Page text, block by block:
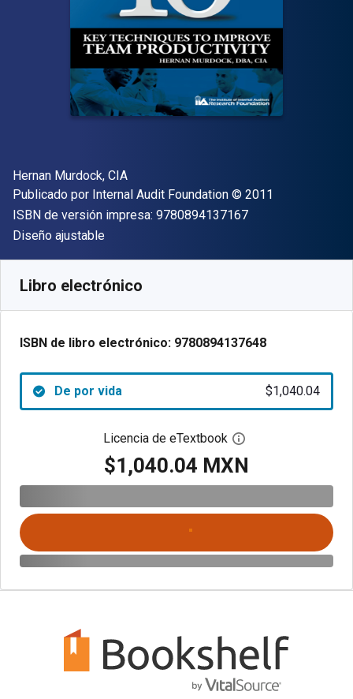
Autor(es)
Hernan Murdock, CIA
Editor
Publicado por Internal Audit Foundation Copyright
© 2011
ISBN de versión impresa: 9780894137167"ISBN-13
Formato
Diseño ajustable
Libro electrónico
ISBN de libro electrónico: 9780894137648
De por vida $1,040.04
Licencia de eTextbook Abre el cuadro de
$1,040.04 MXN